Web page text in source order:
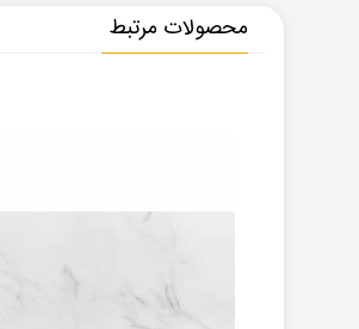
محصولات مرتبط